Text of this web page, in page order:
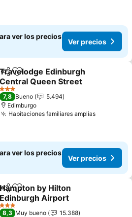
ver los precios
Ver precios
Compartir
Añadir a favoritos
Travelodge Edinburgh
Central Queen Street
Ver precios
3 Estrellas
7,8 Bueno
5.494
Edimburgo
Habitaciones familiares ampliasVer
ver los precios
Ver precios
CompartirAñadir a favoritos
Hampton by Hilton
Edinburgh Airport
Ver precios
3 Estrellas
8,3 Muy bueno
15.388